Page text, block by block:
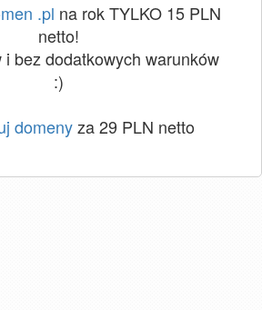
.pl na rok TYLKO 15 PLN
netto!
i bez dodatkowych warunków
:)
domenyza 29 PLN netto